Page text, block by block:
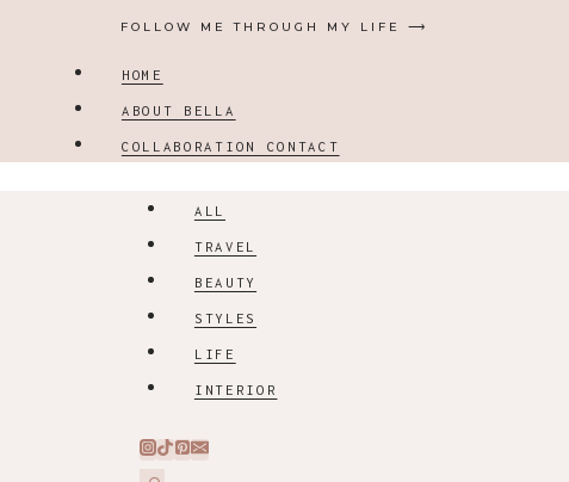
FOLLOW ME THROUGH MY LIFE ⟶
HOME
ABOUT BELLA
COLLABORATION CONTACT
ALL
TRAVEL
BEAUTY
STYLES
LIFE
INTERIOR